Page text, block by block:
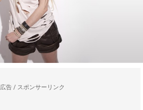
広告 / スポンサーリンク